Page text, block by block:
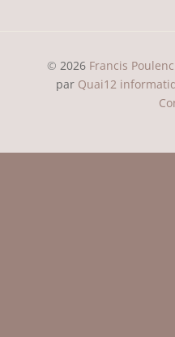
© 2026 Francis Poulenc
par Quai12